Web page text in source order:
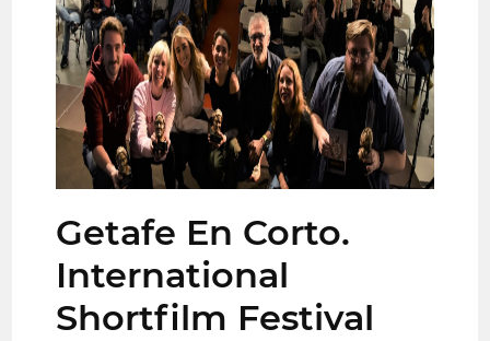
Getafe En Corto.
International
Shortfilm Festival